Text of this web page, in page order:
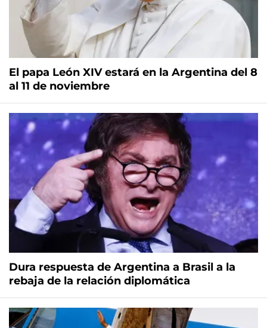
El papa León XIV estará en la Argentina del 8
al 11 de noviembre
Dura respuesta de Argentina a Brasil a la
rebaja de la relación diplomática